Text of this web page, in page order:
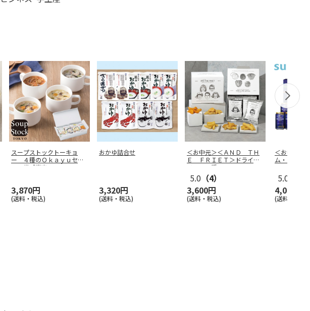
スープストックトーキョ
ー ４種のＯｋａｙｕセッ
ト８袋【慶事
3,870円
(送料・税込)
おかゆ詰合せ
3,320円
(送料・税込)
＜お中元＞＜ＡＮＤ ＴＨ
Ｅ ＦＲＩＥＴ＞ドライフ
リット５種
5.0 （4）
3,600円
(送料・税込)
＜お中元＞
ム・モルツ
5.0
4,070円
(送料・税込)